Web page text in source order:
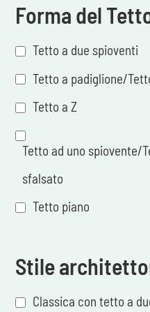
Forma del
Tetto a due spioventi
Tetto a padiglione/
Tetto a Z
Tetto ad uno spiovente/
sfalsato
Tetto piano
Stile
Classica con tetto a